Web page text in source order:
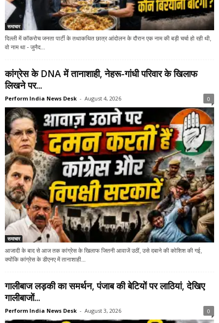
समाचार
दिल्ली में कॉकरोच जनता पार्टी के तथाकथित छात्र आंदोलन के दौरान एक नाम की बड़ी चर्चा हो रही थी,
वो नाम था - जुनैद...
कांग्रेस के DNA में तानाशाही, नेहरू-गांधी परिवार के खिलाफ
लिखने पर...
Perform India News Desk - August 4, 2026 0
समाचार
आजादी के बाद से आज तक कांग्रेस के खिलाफ जितनी आवाजें उठीं, उसे दबाने की कोशिश की गई,
क्योंकि कांग्रेस के डीएनए में तानाशाही...
गालीबाज लड़की का समर्थन, पंजाब की बेटियों पर लाठियां, देखिए
गालीबाजों...
Perform India News Desk - August 3, 2026 0